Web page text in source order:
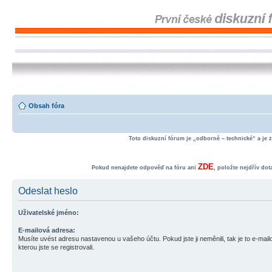
Obsah fóra
Toto diskuzní fórum je „odborně – technické“ a je
Pokud nenajdete odpověď na fóru ani ZDE, položte nejdřív
Odeslat heslo
Uživatelské jméno:
E-mailová adresa:
Musíte uvést adresu nastavenou u vašeho účtu. Pokud jste ji neměnili, tak je to e-
kterou jste se registrovali.